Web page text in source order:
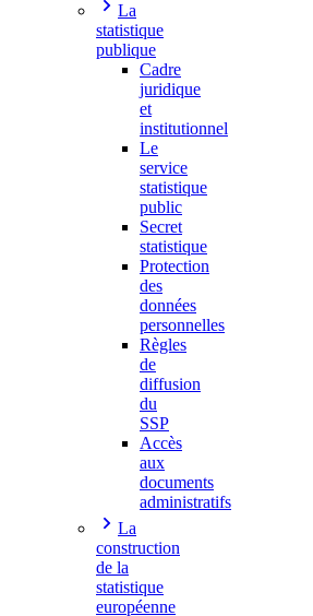
La
statistique
publique
Cadre
juridique
et
institutionnel
Le
service
statistique
public
Secret
statistique
Protection
des
données
personnelles
Règles
de
diffusion
du
SSP
Accès
aux
documents
administratifs
La
construction
de la
statistique
européenne